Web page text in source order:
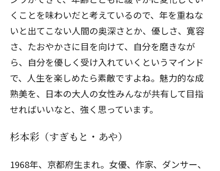
くことを味わいだと考えているので、年を重ねな
いと出てこない人間の奥深さとか、優しさ、寛容
さ、たおやかさに目を向けて、自分を磨きなが
ら、自分を優しく受け入れていくというマインド
で、人生を楽しめたら素敵ですよね。魅力的な成
熟美を、日本の大人の女性みんなが共有して目指
せればいいなと、強く思っています。
杉本彩（すぎもと・あや）
1968年、京都府生まれ。女優、作家、ダンサー、
閉じる